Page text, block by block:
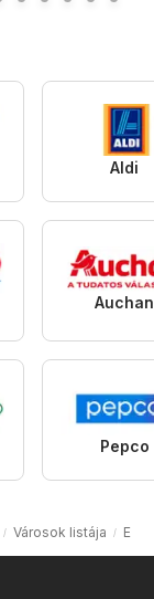
Aldi
Auchan
Pepco
Városok listája E